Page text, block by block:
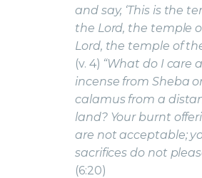
and say, ‘This is the
the Lord, the temple
Lord, the temple of the
(v. 4) “What do I care
incense from Sheba
calamus from a
land? Your burnt
are not acceptable;
sacrifices do not
(6:20)